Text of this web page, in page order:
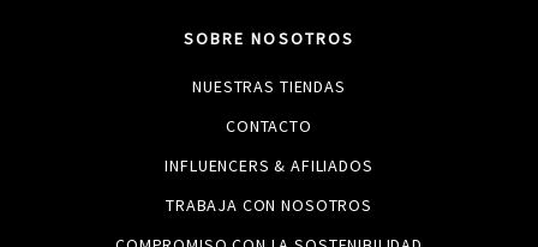
SOBRE NOSOTROS
NUESTRAS TIENDAS
CONTACTO
INFLUENCERS & AFILIADOS
TRABAJA CON NOSOTROS